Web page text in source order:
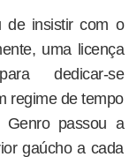
de insistir com o
uma licença
dedicar-se
regime de tempo
Genro passou a
gaúcho a cada